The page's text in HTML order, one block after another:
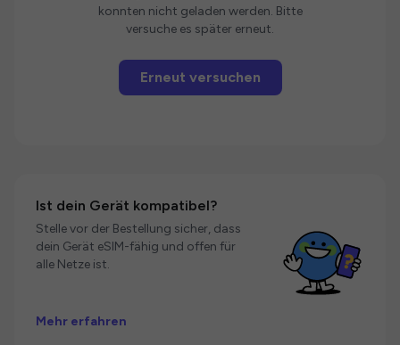
konnten nicht geladen werden. Bitte
versuche es später erneut.
Erneut versuchen
Ist dein Gerät kompatibel?
Stelle vor der Bestellung sicher, dass
dein Gerät eSIM-fähig und offen für
alle Netze ist.
Mehr erfahren